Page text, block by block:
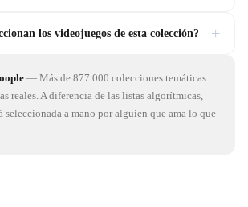
los videojuegos de esta colección? +
— Más de 877.000 colecciones temáticas
reales. A diferencia de las listas algorítmicas,
seleccionada a mano por alguien que ama lo que